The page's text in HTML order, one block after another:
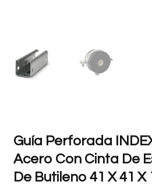
Guía Perforada
Acero Con Cinta De
De Butileno 41 X 41 X